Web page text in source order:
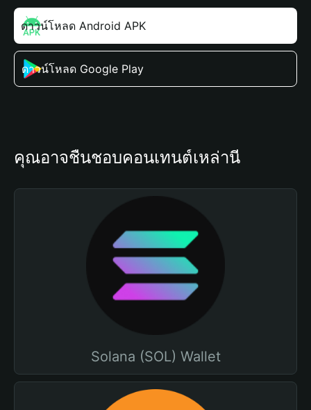
ดาวน์โหลด Android APK
ดาวน์โหลด Google Play
คุณอาจชื่นชอบคอนเทนต์เหล่านี้
Solana (SOL) Wallet